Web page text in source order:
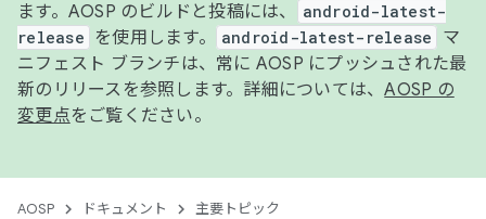
ます。AOSP のビルドと投稿には、
android-latest-
release
を使用します。 android-latest-release
マ
ニフェスト ブランチは、常に AOSP にプッシュされた最
新のリリースを参照します。詳細については、AOSP の
変更点をご覧ください。
AOSP ドキュメント 主要トピック